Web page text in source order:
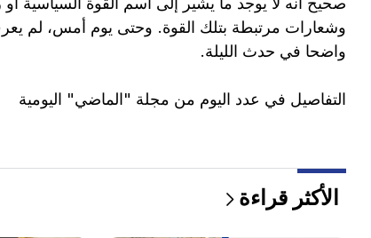
وشعارات مرتبطة بتلك القوة. وحتى يوم أمس، لم
واضحا في حدث الليلة.
التفاصيل في عدد اليوم من مجلة "الماضي" اليومية
الأكثر قراءة